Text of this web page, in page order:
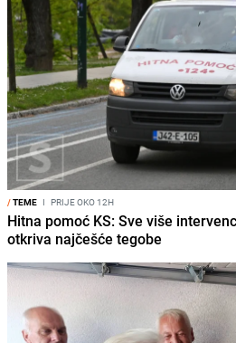
/TEME I PRIJE OKO 12H
Hitna pomoć KS: Sve više
otkriva najčešće tegobe